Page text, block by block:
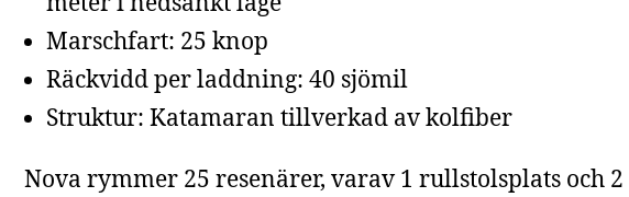
Marschfart: 25 knop
Räckvidd per laddning: 40 sjömil
Struktur: Katamaran tillverkad av kolfiber
Nova rymmer 25 resenärer, varav 1 rullstolsplats och 2